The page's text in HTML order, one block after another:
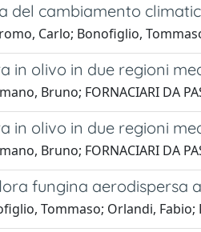
del cambiamento
Carlo; Bonofiglio,
in olivo in due regioni
Bruno; FORNACIARI DA
in olivo in due regioni
Bruno; FORNACIARI DA
fungina aerodispersa
Tommaso; Orlandi, Fabio;